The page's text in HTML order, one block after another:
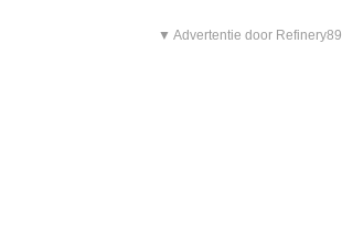
▼ Advertentie door Refinery89